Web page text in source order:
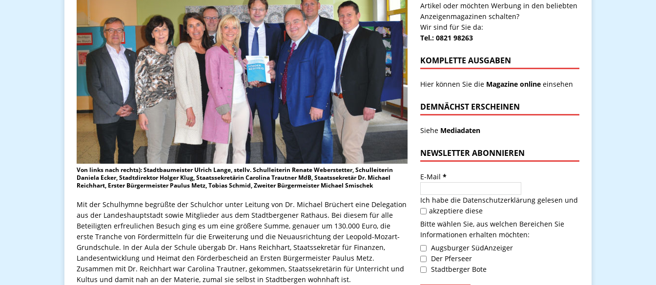
Von links nach rechts): Stadtbaumeister Ulrich Lange, stellv. Schulleiterin Renate Weberstetter, Schulleiterin
Daniela Ecker, Stadtdirektor Holger Klug, Staatssekretärin Carolina Trautner MdB, Staatssekretär Dr. Michael
Reichhart, Erster Bürgermeister Paulus Metz, Tobias Schmid, Zweiter Bürgermeister Michael Smischek
Mit der Schulhymne begrüßte der Schulchor unter Leitung von Dr. Michael Brüchert eine Delegation
aus der Landeshauptstadt sowie Mitglieder aus dem Stadtbergener Rathaus. Bei diesem für alle
Beteiligten erfreulichen Besuch ging es um eine größere Summe, genauer um 130.000 Euro, die
erste Tranche von Fördermitteln für die Erweiterung und die Neuausrichtung der Leopold-Mozart-
Grundschule. In der Aula der Schule übergab Dr. Hans Reichhart, Staatssekretär für Finanzen,
Landesentwicklung und Heimat den Förderbescheid an Ersten Bürgermeister Paulus Metz.
Zusammen mit Dr. Reichhart war Carolina Trautner, gekommen, Staatssekretärin für Unterricht und
Kultus und damit nah an der Materie, zumal sie selbst in Stadtbergen wohnhaft ist.
Artikel oder möchten Werbung in den beliebten
Anzeigenmagazinen schalten?
Wir sind für Sie da:
Tel.: 0821 98263
KOMPLETTE AUSGABEN
Hier können Sie die Magazine onlineeinsehen
DEMNÄCHST ERSCHEINEN
Siehe Mediadaten
NEWSLETTER ABONNIEREN
E-Mail *
Ich habe die Datenschutzerklärunggelesen und
akzeptiere diese
Bitte wählen Sie, aus welchen Bereichen Sie
Informationen erhalten möchten:
Augsburger SüdAnzeiger
Der Pferseer
Stadtberger Bote